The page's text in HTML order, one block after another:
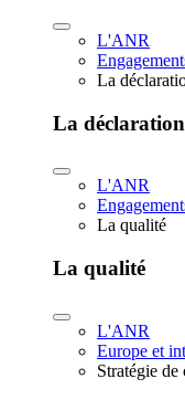
L'ANR
La
La
L'ANR
La qualité
La qualité
L'ANR
Europe et
Stratégie de